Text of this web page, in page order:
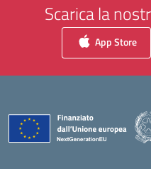
Scarica la
App Store